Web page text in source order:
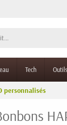
Tech Outils
personnalisés